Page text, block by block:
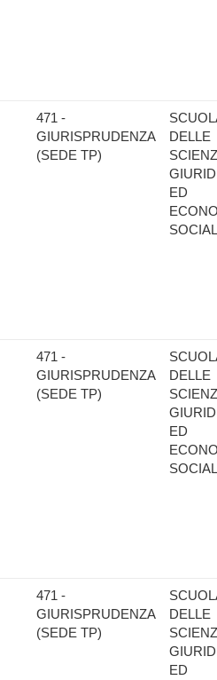
471 -
GIURISPRUDENZA
(SEDE TP)
DELLE
ED
471 -
GIURISPRUDENZA
(SEDE TP)
DELLE
ED
471 -
GIURISPRUDENZA
(SEDE TP)
DELLE
ED